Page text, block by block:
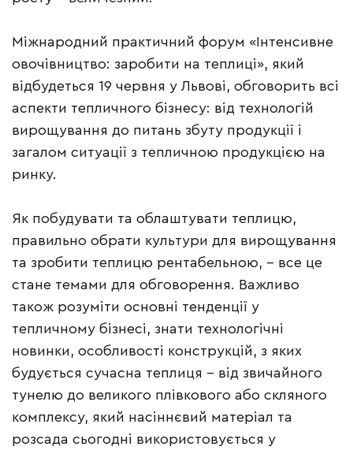
Міжнародний практичний форум «Інтенсивне
овочівництво: заробити на теплиці», який
відбудеться 19 червня у Львові, обговорить всі
аспекти тепличного бізнесу: від технологій
вирощування до питань збуту продукції і
загалом ситуації з тепличною продукцією на
ринку.
Як побудувати та облаштувати теплицю,
правильно обрати культури для вирощування
та зробити теплицю рентабельною, – все це
стане темами для обговорення. Важливо
також розуміти основні тенденції у
тепличному бізнесі, знати технологічні
новинки, особливості конструкцій, з яких
будується сучасна теплиця – від звичайного
тунелю до великого плівкового або скляного
комплексу, який насіннєвий матеріал та
розсада сьогодні використовується у